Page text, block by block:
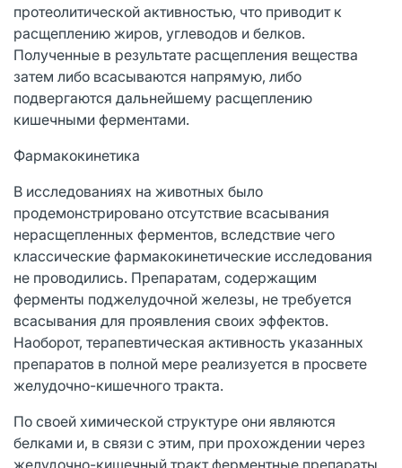
протеолитической активностью, что приводит к
расщеплению жиров, углеводов и белков.
Полученные в результате расщепления вещества
затем либо всасываются напрямую, либо
подвергаются дальнейшему расщеплению
кишечными ферментами.
Фармакокинетика
В исследованиях на животных было
продемонстрировано отсутствие всасывания
нерасщепленных ферментов, вследствие чего
классические фармакокинетические исследования
не проводились. Препаратам, содержащим
ферменты поджелудочной железы, не требуется
всасывания для проявления своих эффектов.
Наоборот, терапевтическая активность указанных
препаратов в полной мере реализуется в просвете
желудочно-кишечного тракта.
По своей химической структуре они являются
белками и, в связи с этим, при прохождении через
желудочно-кишечный тракт ферментные препараты